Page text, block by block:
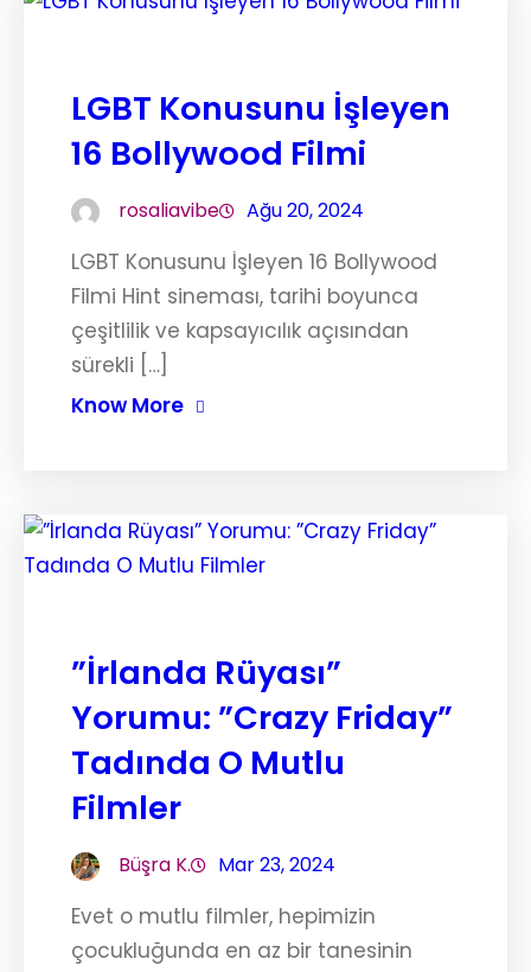
LGBT Konusunu İşleyen
16 Bollywood Filmi
rosaliavibe Ağu 20, 2024
LGBT Konusunu İşleyen 16 Bollywood
Filmi Hint sineması, tarihi boyunca
çeşitlilik ve kapsayıcılık açısından
sürekli […]
Know More
”İrlanda Rüyası”
Yorumu: ”Crazy Friday”
Tadında O Mutlu
Filmler
Büşra K. Mar 23, 2024
Evet o mutlu filmler, hepimizin
çocukluğunda en az bir tanesinin